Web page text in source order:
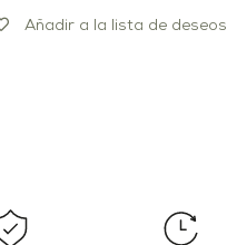
Añadir a la lista de deseos